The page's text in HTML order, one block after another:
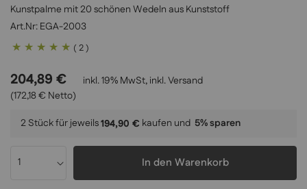
Kunstpalme mit 20 schönen Wedeln aus Kunststoff
EGA-2003
Bewertung:
( 2 )
204,89 €
(172,18 € Netto)
inkl. 19% MwSt, inkl.Versand
2 Stück für jeweils194,90 € kaufen und 5% sparen
In den Warenkorb